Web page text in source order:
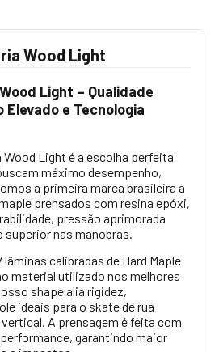
Wood Light
Light – Qualidade
Elevado e Tecnologia
Wood Light é a escolha perfeita
máximo desempenho,
a primeira marca brasileira a
prensados com resina epóxi,
pressão aprimorada
superior nas manobras.
calibradas de Hard Maple
material utilizado nos melhores
shape alia rigidez,
ideais para o skate de rua
A prensagem é feita com
garantindo maior